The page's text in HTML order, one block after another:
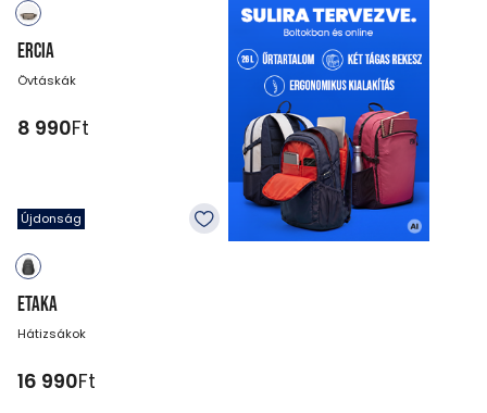
ERCIA
Övtáskák
8 990Ft
Újdonság
ETAKA
Hátizsákok
16 990Ft